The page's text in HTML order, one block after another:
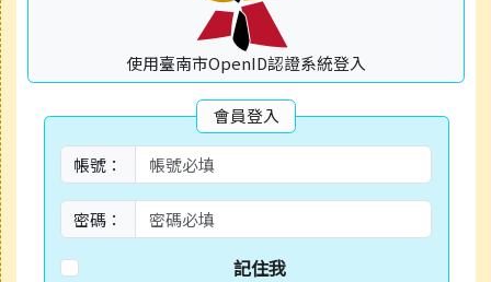
使用臺南市OpenID認證系統登入
會員登入
帳號：
密碼：
記住我